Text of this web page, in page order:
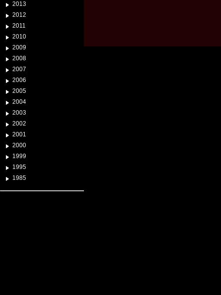
2013
2012
2011
2010
2009
2008
2007
2006
2005
2004
2003
2002
2001
2000
1999
1995
1985